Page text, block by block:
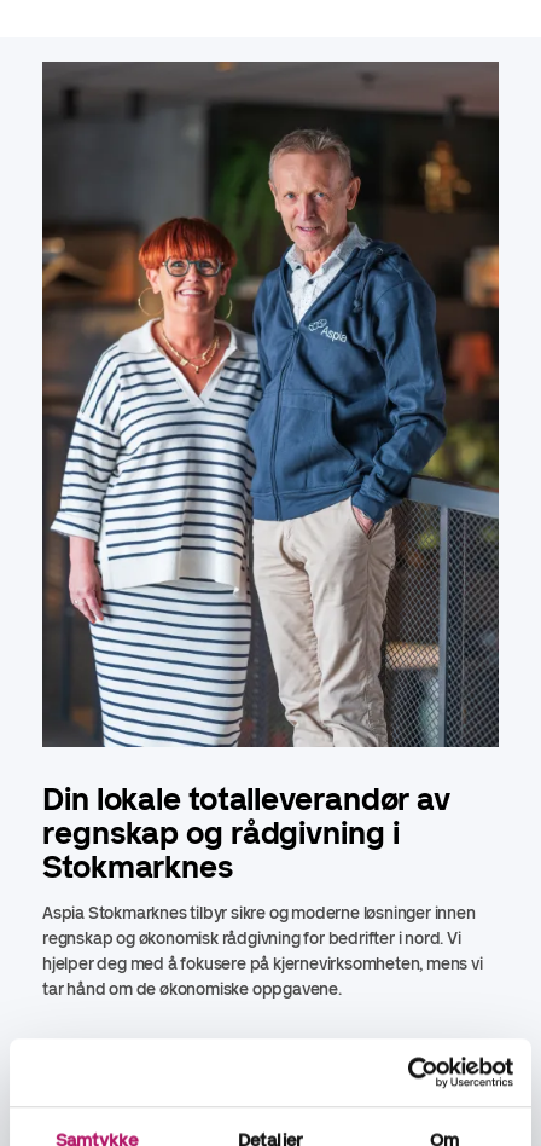
Samtykke Detaljer Om
Din lokale totalleverandør av
regnskap og rådgivning i
Stokmarknes
Aspia Stokmarknes tilbyr sikre og moderne løsninger innen
regnskap og økonomisk rådgivning for bedrifter i nord. Vi
hjelper deg med å fokusere på kjernevirksomheten, mens vi
tar hånd om de økonomiske oppgavene.